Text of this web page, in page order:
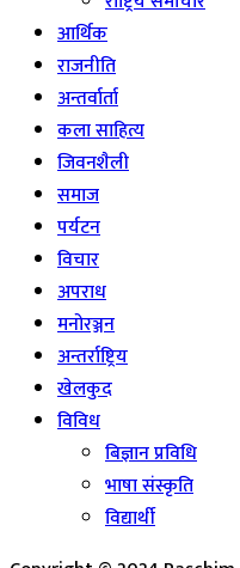
आर्थिक
राजनीति
अन्तर्वार्ता
कला साहित्य
जिवनशैली
समाज
पर्यटन
विचार
अपराध
मनोरञ्जन
अन्तर्राष्ट्रिय
खेलकुद
विविध
बिज्ञान प्रविधि
भाषा संस्कृति
विद्यार्थी